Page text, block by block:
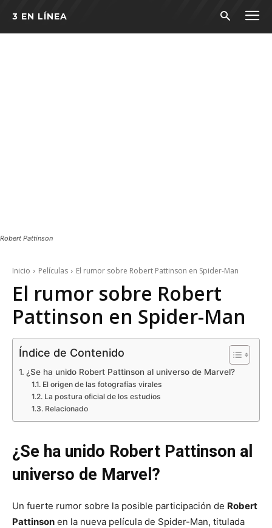
3 EN LÍNEA
Robert Pattinson
Inicio Películas El rumor sobre Robert Pattinson en Spider-Man
El rumor sobre Robert
Pattinson en Spider-Man
Índice de Contenido
¿Se ha unido Robert Pattinson al universo de Marvel?
El origen de las fotografías virales
La postura oficial de los estudios
Relacionado
¿Se ha unido Robert Pattinson al
universo de Marvel?
Un fuerte rumor sobre la posible participación de Robert
Pattinson en la nueva película de Spider-Man, titulada